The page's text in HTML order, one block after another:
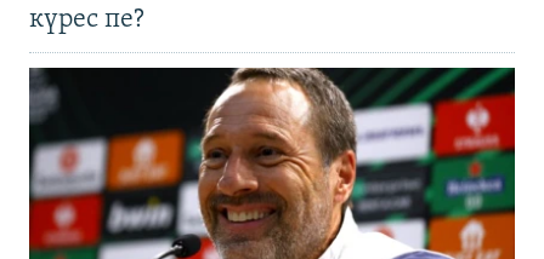
күрес пе?